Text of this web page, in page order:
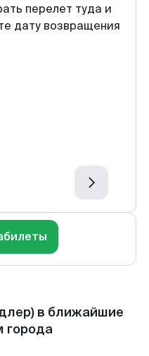
перелет туда и
дату возвращения
в ближайшие
города